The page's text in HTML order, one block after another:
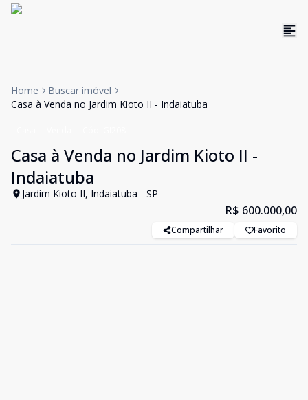
Home
Buscar imóvel
Casa à Venda no Jardim Kioto II - Indaiatuba
Casa à Venda no Jardim Kioto II -
Indaiatuba
Jardim Kioto II, Indaiatuba - SP
R$ 600.000,00
Compartilhar Favorito